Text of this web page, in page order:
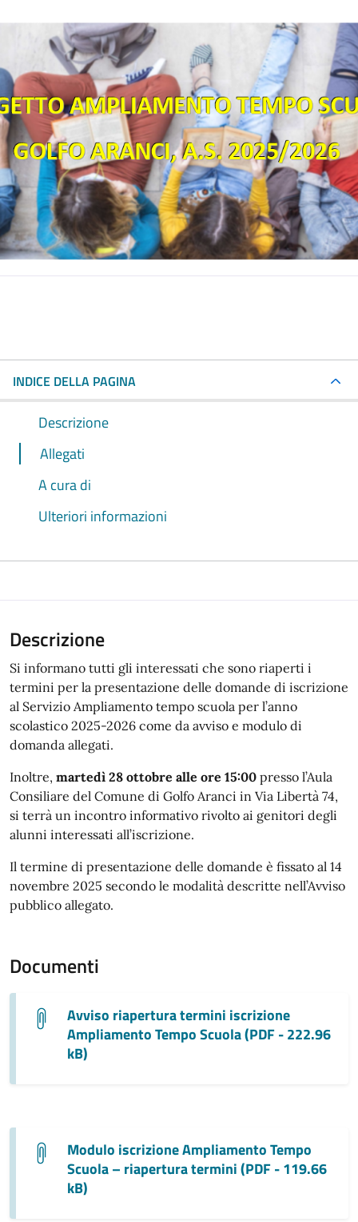
INDICE DELLA PAGINA
Descrizione
Allegati
A cura di
Ulteriori informazioni
Descrizione
Si informano tutti gli interessati che sono riaperti i
termini per la presentazione delle domande di iscrizione
al Servizio Ampliamento tempo scuola per l’anno
scolastico 2025-2026 come da avviso e modulo di
domanda allegati.
Inoltre, martedì 28 ottobre alle ore 15:00 presso l’Aula
Consiliare del Comune di Golfo Aranci in Via Libertà 74,
si terrà un incontro informativo rivolto ai genitori degli
alunni interessati all’iscrizione.
Il termine di presentazione delle domande è fissato al 14
novembre 2025 secondo le modalità descritte nell’Avviso
pubblico allegato.
Documenti
Avviso riapertura termini iscrizione
Ampliamento Tempo Scuola (PDF - 222.96
kB)
Modulo iscrizione Ampliamento Tempo
Scuola – riapertura termini (PDF - 119.66
kB)